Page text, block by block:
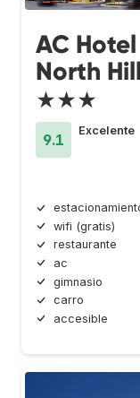
AC
North
★★★
9.1
Excelente
wifi (gratis)
restaurante
ac
gimnasio
carro
accesible